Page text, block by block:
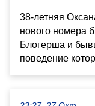
38-летняя
нового номера
Блогерша и
поведение